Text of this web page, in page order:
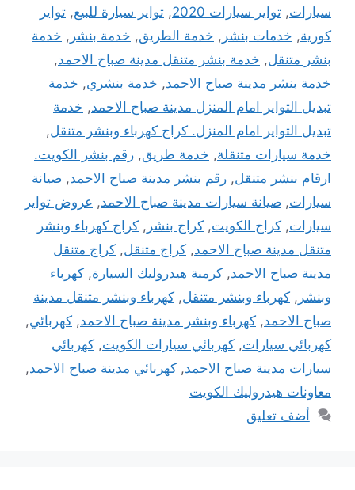
سيارات, تواير سيارات 2020 , تواير سيارة للبيع, تواير
كورية, خدمات بنشر , خدمة الطريق, خدمة بنشر , خدمة
بنشر متنقل, خدمة بنشر متنقل مدينة صباح الاحمد,
خدمة بنشر مدينة صباح الاحمد, خدمة بنشري, خدمة
تبديل التواير امام المنزل مدينة صباح الاحمد, خدمة
تبديل التواير امام المنزل. كراج كهرباء وبنشر متنقل,
خدمة سيارات متنقلة, خدمة طريق, رقم بنشر الكويت.
ارقام بنشر متنقل, رقم بنشر مدينة صباح الاحمد, صيانة
سيارات, صيانة سيارات مدينة صباح الاحمد, عروض تواير
سيارات, كراج الكويت, كراج بنشر , كراج كهرباء وبنشر
متنقل مدينة صباح الاحمد, كراج متنقل, كراج متنقل
مدينة صباح الاحمد, كرمبة هيدروليك السيارة, كهرباء
وبنشر , كهرباء وبنشر متنقل, كهرباء وبنشر متنقل مدينة
صباح الاحمد, كهرباء وبنشر مدينة صباح الاحمد, كهربائي,
كهربائي سيارات, كهربائي سيارات الكويت, كهربائي
سيارات مدينة صباح الاحمد, كهربائي مدينة صباح الاحمد,
معاونات هيدروليك الكويت
أضف تعليق